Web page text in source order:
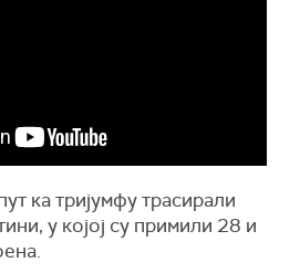
ка тријумфу трасирали
у којој су примили 28 и